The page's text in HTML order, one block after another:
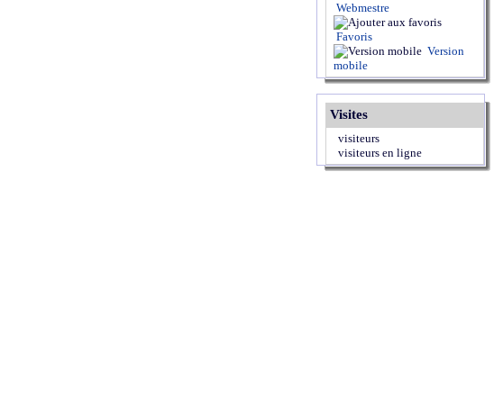
Webmestre
Favoris
Version
mobile
Visites
visiteurs
visiteurs en ligne